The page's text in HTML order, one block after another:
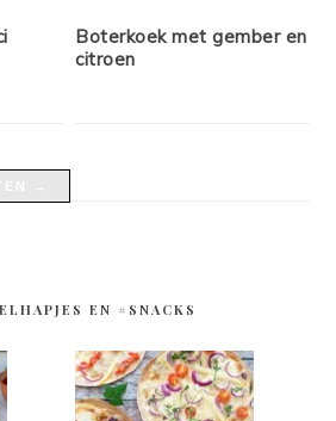
Boterkoek met gember en
citroen
EN #SNACKS